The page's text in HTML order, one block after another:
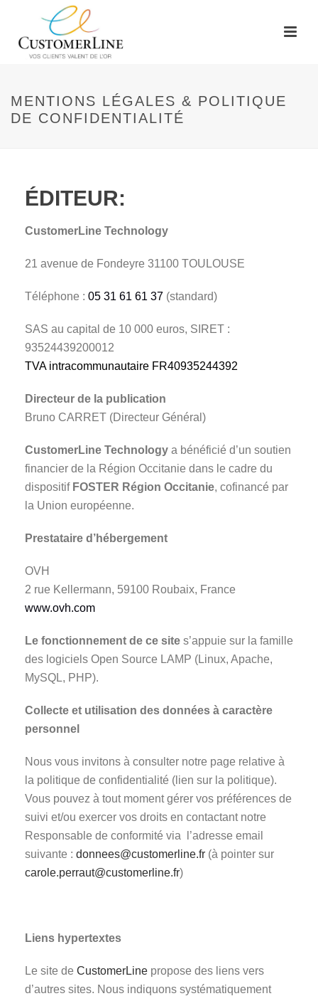
MENTIONS LÉGALES & POLITIQUE
DE CONFIDENTIALITÉ
ÉDITEUR:
CustomerLine Technology
21 avenue de Fondeyre 31100 TOULOUSE
Téléphone : 05 31 61 61 37 (standard)
SAS au capital de 10 000 euros, SIRET :
93524439200012
TVA intracommunautaire FR40935244392
Directeur de la publication
Bruno CARRET (Directeur Général)
CustomerLine Technology a bénéficié d’un soutien
financier de la Région Occitanie dans le cadre du
dispositif FOSTER Région Occitanie, cofinancé par
la Union européenne.
Prestataire d’hébergement
OVH
2 rue Kellermann, 59100 Roubaix, France
www.ovh.com
Le fonctionnement de ce site s’appuie sur la famille
des logiciels Open Source LAMP (Linux, Apache,
MySQL, PHP).
Collecte et utilisation des données à caractère
personnel
Nous vous invitons à consulter notre page relative à
la politique de confidentialité (lien sur la politique).
Vous pouvez à tout moment gérer vos préférences de
suivi et/ou exercer vos droits en contactant notre
Responsable de conformité via l’adresse email
suivante : donnees@customerline.fr (à pointer sur
carole.perraut@customerline.fr)
Liens hypertextes
Le site de CustomerLine propose des liens vers
d’autres sites. Nous indiquons systématiquement